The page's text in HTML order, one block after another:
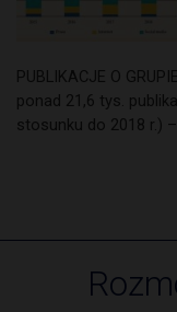
PUBLIKACJE O
ponad 21,6 tys.
stosunku do 2018 r.)